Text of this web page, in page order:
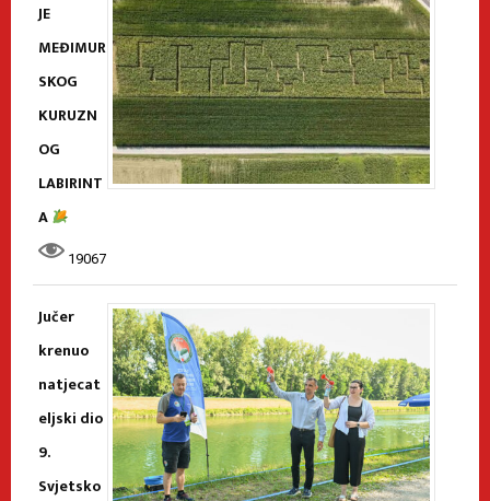
JE
MEĐIMUR
SKOG
KURUZN
OG
LABIRINT
A
19067
Jučer
krenuo
natjecat
eljski dio
9.
Svjetsko